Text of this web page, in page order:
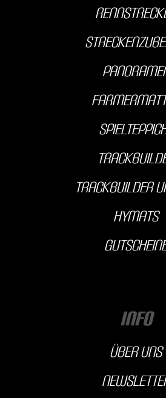
Trackbuilder
hyMats
INFO
über uns